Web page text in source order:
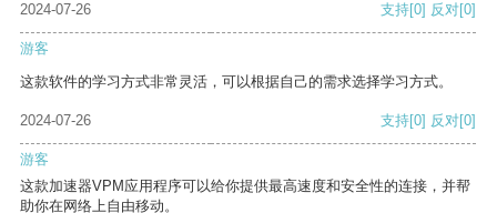
2024-07-26 支持[0] 反对[0]
游客
这款软件的学习方式非常灵活，可以根据自己的需求选择学习方式。
2024-07-26 支持[0] 反对[0]
游客
这款加速器VPM应用程序可以给你提供最高速度和安全性的连接，并帮
助你在网络上自由移动。